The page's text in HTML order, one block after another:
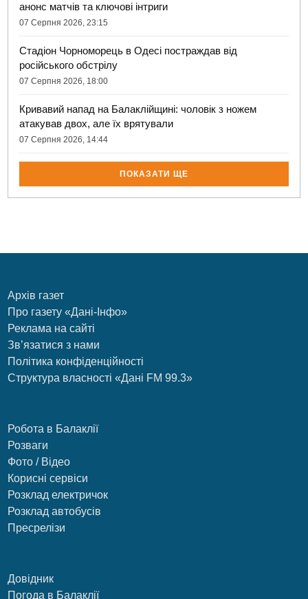
анонс матчів та ключові інтриги
07 Серпня 2026, 23:15
Стадіон Чорноморець в Одесі постраждав від
російського обстрілу
07 Серпня 2026, 18:00
Кривавий напад на Балаклійщині: чоловік з ножем
атакував двох, але їх врятували
07 Серпня 2026, 14:44
ПОКАЗАТИ ЩЕ
Архів газет
Про газету «Дані-Інфо»
Реклама на сайті
Зв’язатися з нами
Політика конфіденційності
Структура власності «Дані FM 99.3»
Робота в Балаклії
Розваги
Фото / Відео
Корисні сервіси
Розклад електричок
Розклад автобусів
Пресрелізи
Довідник
Погода в Балаклії